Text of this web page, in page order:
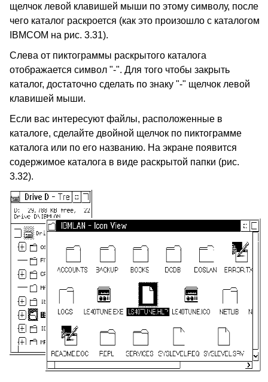
щелчок левой клавишей мыши по этому символу, после
чего каталог раскроется (как это произошло с каталогом
IBMCOM на рис. 3.31).
Слева от пиктограммы раскрытого каталога
отображается символ "-". Для того чтобы закрыть
каталог, достаточно сделать по знаку "-" щелчок левой
клавишей мыши.
Если вас интересуют файлы, расположенные в
каталоге, сделайте двойной щелчок по пиктограмме
каталога или по его названию. На экране появится
содержимое каталога в виде раскрытой папки (рис.
3.32).